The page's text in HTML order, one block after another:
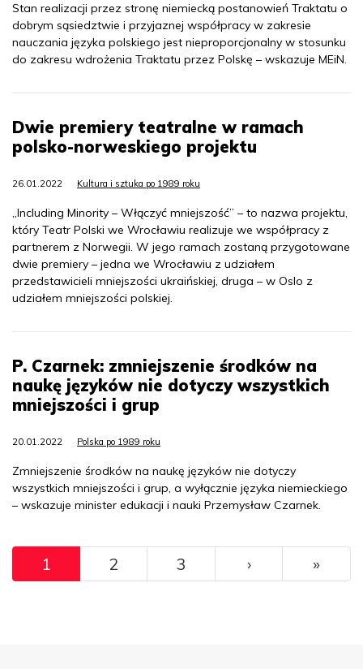
Stan realizacji przez stronę niemiecką postanowień Traktatu o
dobrym sąsiedztwie i przyjaznej współpracy w zakresie
nauczania języka polskiego jest nieproporcjonalny w stosunku
do zakresu wdrożenia Traktatu przez Polskę – wskazuje MEiN.
Dwie premiery teatralne w ramach
polsko-norweskiego projektu
26.01.2022 Kultura i sztuka po 1989 roku
„Including Minority – Włączyć mniejszość” – to nazwa projektu,
który Teatr Polski we Wrocławiu realizuje we współpracy z
partnerem z Norwegii. W jego ramach zostaną przygotowane
dwie premiery – jedna we Wrocławiu z udziałem
przedstawicieli mniejszości ukraińskiej, druga – w Oslo z
udziałem mniejszości polskiej.
P. Czarnek: zmniejszenie środków na
naukę języków nie dotyczy wszystkich
mniejszości i grup
20.01.2022 Polska po 1989 roku
Zmniejszenie środków na naukę języków nie dotyczy
wszystkich mniejszości i grup, a wyłącznie języka niemieckiego
– wskazuje minister edukacji i nauki Przemysław Czarnek.
Pagination
1 2 3 ››› »